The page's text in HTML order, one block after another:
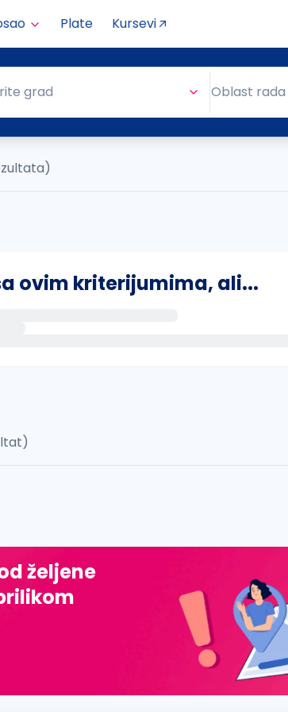
Plate Kursevi
grad Oblast rada
ovim kriterijumima, ali...
đ, ž, dž)
željene